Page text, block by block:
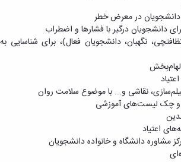
دانشجویان در معرض خطر
دانشجویان درگیر با فشارها و اضطراب
نگهبان، دانشجویان فعال)، برای شناسایی به
نقاشی و... با موضوع سلامت روان
و چک لیست‌های آموزشی
اعتیاد
مشاوره دانشگاه و خانواده دانشجویان